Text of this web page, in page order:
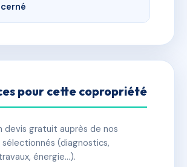
pour cette copropriété
devis gratuit auprès de nos
(diagnostics,
énergie…).